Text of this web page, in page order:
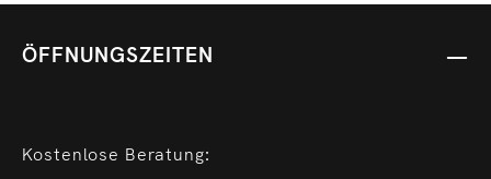
ÖFFNUNGSZEITEN
Kostenlose Beratung: